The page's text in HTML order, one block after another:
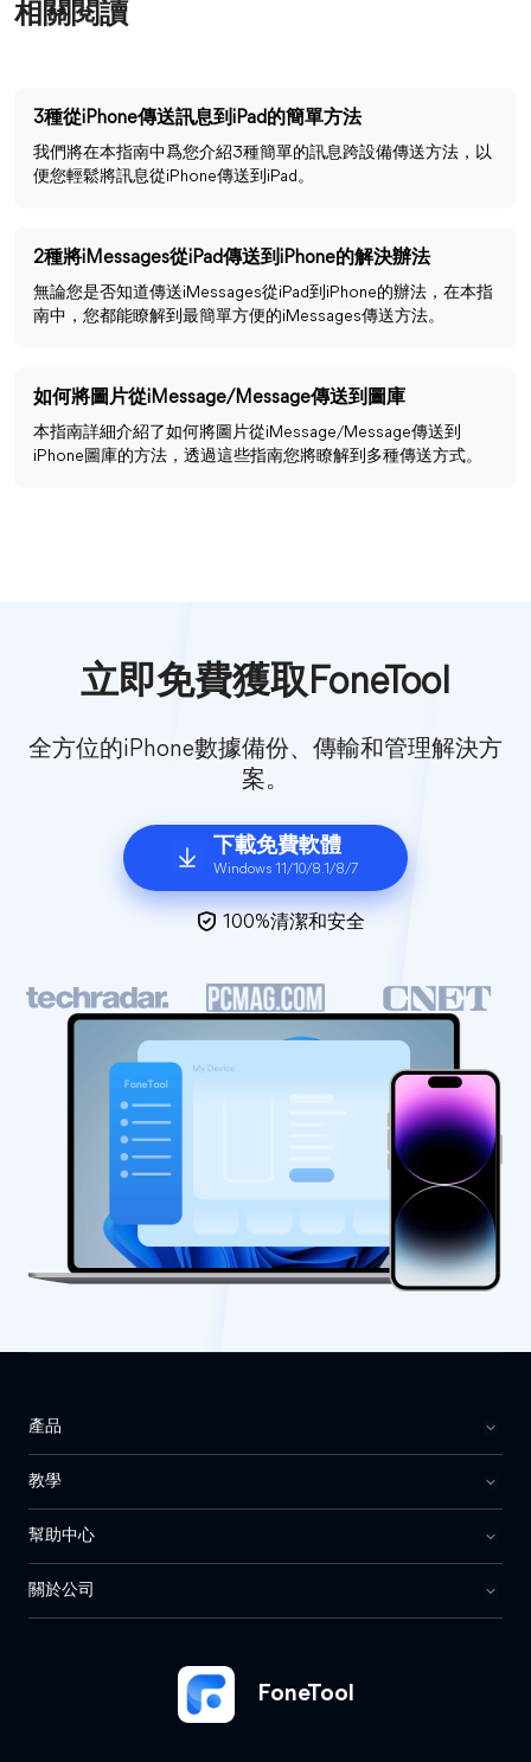
相關閱讀
3種從iPhone傳送訊息到iPad的簡單方法
我們將在本指南中爲您介紹3種簡單的訊息跨設備傳送方法，以
便您輕鬆將訊息從iPhone傳送到iPad。
2種將iMessages從iPad傳送到iPhone的解決辦法
無論您是否知道傳送iMessages從iPad到iPhone的辦法，在本指
南中，您都能瞭解到最簡單方便的iMessages傳送方法。
如何將圖片從iMessage/Message傳送到圖庫
本指南詳細介紹了如何將圖片從iMessage/Message傳送到
iPhone圖庫的方法，透過這些指南您將瞭解到多種傳送方式。
立即免費獲取FoneTool
全方位的iPhone數據備份、傳輸和管理解決方
案。
下載免費軟體
Windows 11/10/8.1/8/7
100%清潔和安全
FoneTool
產品
教學
幫助中心
關於公司